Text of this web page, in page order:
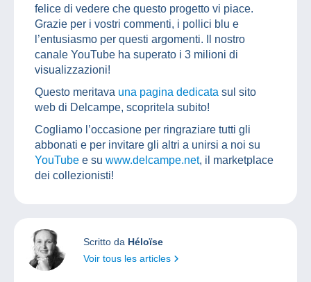
felice di vedere che questo progetto vi piace.
Grazie per i vostri commenti, i pollici blu e
l’entusiasmo per questi argomenti. Il nostro
canale YouTube ha superato i 3 milioni di
visualizzazioni!
Questo meritava una pagina dedicata sul sito
web di Delcampe, scopritela subito!
Cogliamo l’occasione per ringraziare tutti gli
abbonati e per invitare gli altri a unirsi a noi su
YouTube e su www.delcampe.net, il marketplace
dei collezionisti!
Scritto da Héloïse
Voir tous les articles